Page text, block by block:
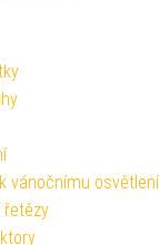
vánočnímu osvětlení
řetězy